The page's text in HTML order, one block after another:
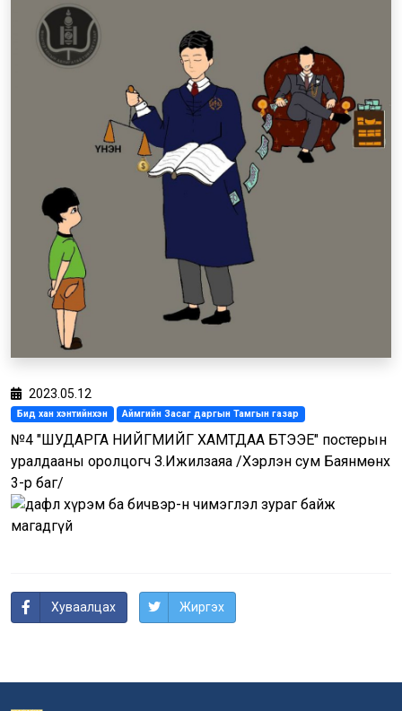
2023.05.12
Бид хан хэнтийнхэн Аймгийн Засаг даргын Тамгын газар
№4 "ШУДАРГА НИЙГМИЙГ ХАМТДАА БҮТЭЭЕ" постерын
уралдааны оролцогч З.Ижилзаяа /Хэрлэн сум Баянмөнх
3-р баг/
Хуваалцах Жиргэх